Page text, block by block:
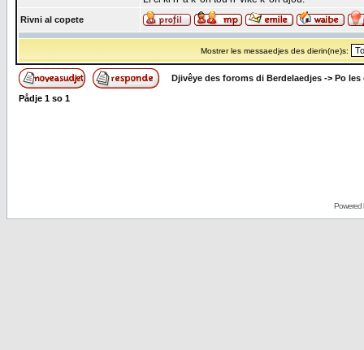
Rivni al copete
Mostrer les messaedjes des dierin(ne)s:
Djivêye des foroms di Berdelaedjes -> Po les
Pådje 1 so 1
Powered